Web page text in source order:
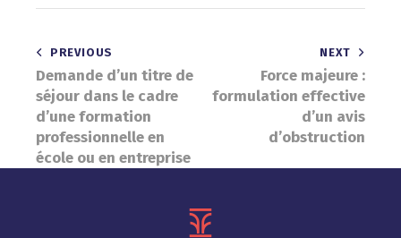
Navigation
de
l’article
PREVIOUS
Demande d’un titre de
séjour dans le cadre
d’une formation
professionnelle en
école ou en entreprise
NEXT
Force majeure :
formulation effective
d’un avis
d’obstruction